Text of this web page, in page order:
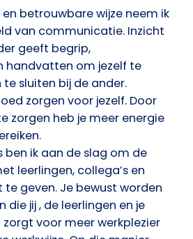
betrouwbare wijze neem ik
van communicatie. Inzicht
geeft begrip,
handvatten om jezelf te
sluiten bij de ander.
zorgen voor jezelf. Door
zorgen heb je meer energie
ik aan de slag om de
leerlingen, collega’s en
te geven. Je bewust worden
die jij , de leerlingen en je
zorgt voor meer werkplezier